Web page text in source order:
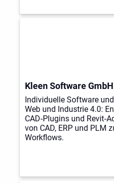
Kleen Software GmbH
Individuelle Software
Web und Industrie 4.0:
CAD‑Plugins und
von CAD, ERP und PLM
Workflows.